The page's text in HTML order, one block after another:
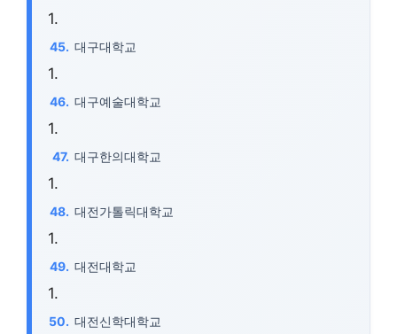
대구대학교
대구예술대학교
대구한의대학교
대전가톨릭대학교
대전대학교
대전신학대학교